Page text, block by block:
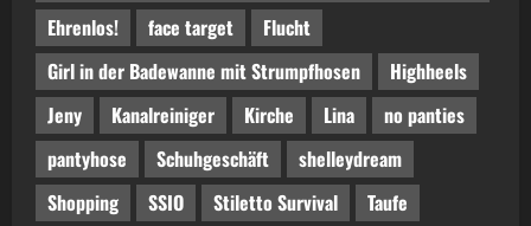
Ehrenlos!
face target
Flucht
Girl in der Badewanne mit Strumpfhosen
Highheels
Jeny
Kanalreiniger Kirche Lina
no panties
pantyhose
Schuhgeschäft
shelleydream
Shopping
SSIO Stiletto Survival Taufe